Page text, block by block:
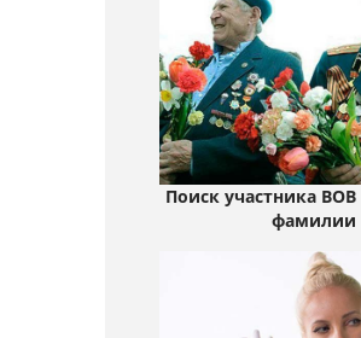
Поиск участника
фамилии